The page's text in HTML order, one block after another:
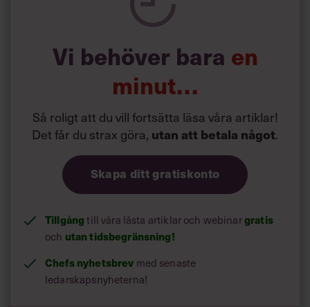
Vi behöver bara en
minut…
Så roligt att du vill fortsätta läsa våra artiklar!
Det får du strax göra, utan att betala något.
Skapa ditt gratiskonto
Tillgångtill våra låsta artiklar och webinargratis
och utan tidsbegränsning!
Chefs nyhetsbrev med senaste
ledarskapsnyheterna!